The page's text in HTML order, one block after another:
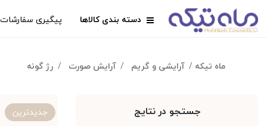
دسته بندی کالاها پیگیری سفارشات
ماه تیکه آرایشی و گریم آرایش صورت رژ گونه
جستجو در نتایج جدیدترین